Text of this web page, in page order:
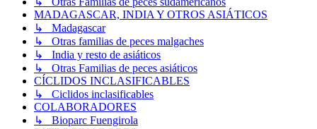
MADAGASCAR, INDIA Y OTROS ASIÁTICOS
↳ Madagascar
↳ Otras familias de peces malgaches
↳ India y resto de asiáticos
↳ Otras Familias de peces asiáticos
CÍCLIDOS INCLASIFICABLES
↳ Ciclidos inclasificables
COLABORADORES
↳ Bioparc Fuengirola